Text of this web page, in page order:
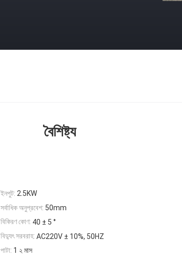
বৈশিষ্ট্য
ইনপুট: 2.5KW
সর্বাধিক অনুপ্রবেশ: 50mm
বিকিরণ কোণ: 40 ± 5 °
বিদ্যুৎ সরবরাহ: AC220V ± 10%, 50HZ
পাটা: 1 ২ মাস